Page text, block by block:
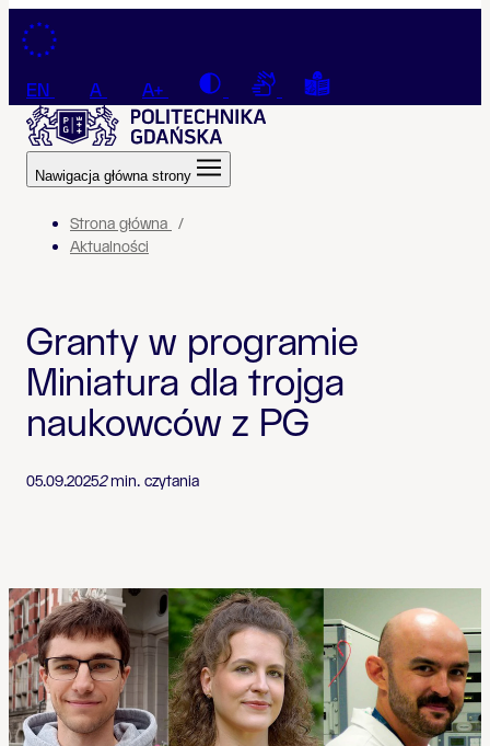
Przejdź do treści
EN A A+ Contrast Connection with a sign
Tekst łatwy do
Nawigacja główna strony
Strona główna
Aktualności
Granty w programie
Miniatura dla trojga
naukowców z PG
05.09.20252min. czytania